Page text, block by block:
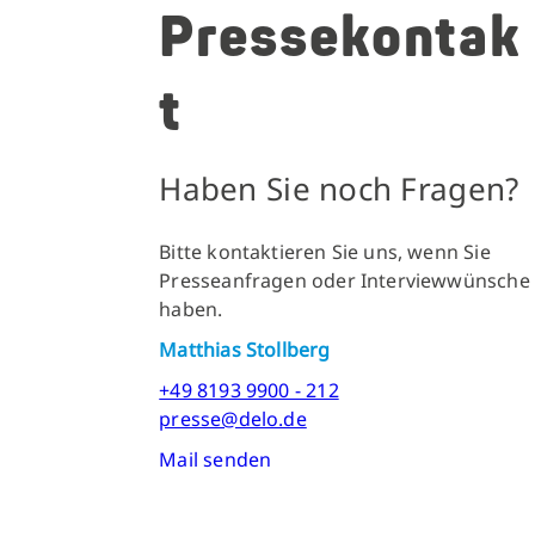
Pressekontak
t
Haben Sie noch Fragen?
Bitte kontaktieren Sie uns, wenn Sie
Presseanfragen oder Interviewwünsche
haben.
Matthias Stollberg
+49 8193 9900 - 212
presse@delo.de
Mail senden